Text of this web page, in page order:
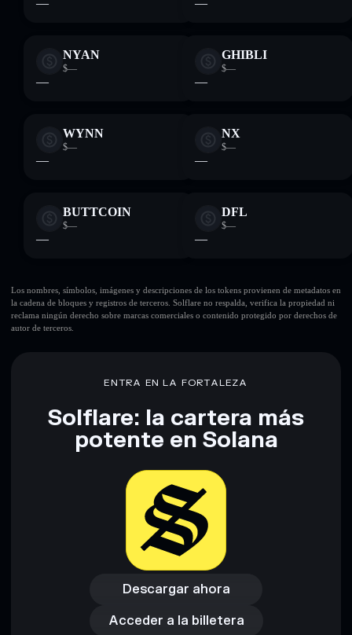
— —
NYAN
$—
—
GHIBLI
$—
—
WYNN
$—
—
NX
$—
—
BUTTCOIN
$—
—
DFL
$—
—
Los nombres, símbolos, imágenes y descripciones de los tokens provienen de metadatos en
la cadena de bloques y registros de terceros. Solflare no respalda, verifica la propiedad ni
reclama ningún derecho sobre marcas comerciales o contenido protegido por derechos de
autor de terceros.
ENTRA EN LA FORTALEZA
Solflare: la cartera más
potente en Solana
Descargar ahora
Descargar ahora
Acceder a la billetera
Acceder a la billetera